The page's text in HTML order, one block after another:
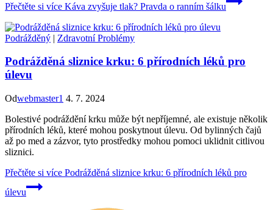
Přečtěte si více Káva zvyšuje tlak? Pravda o ranním šálku
Podrážděný | Zdravotní Problémy
Podrážděná sliznice krku: 6 přírodních léků pro
úlevu
Odwebmaster1 4. 7. 2024
Bolestivé podráždění krku může být nepříjemné, ale existuje několik
přírodních léků, které mohou poskytnout úlevu. Od bylinných čajů
až po med a zázvor, tyto prostředky mohou pomoci uklidnit citlivou
sliznici.
Přečtěte si více Podrážděná sliznice krku: 6 přírodních léků pro
úlevu